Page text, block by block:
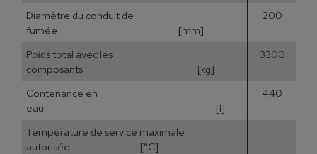
Diamètre du conduit de
fumée [mm]
200
Poids total avec les
composants [kg]
3300
Contenance en
eau [l]
440
Température de service maximale
autorisée [°C]